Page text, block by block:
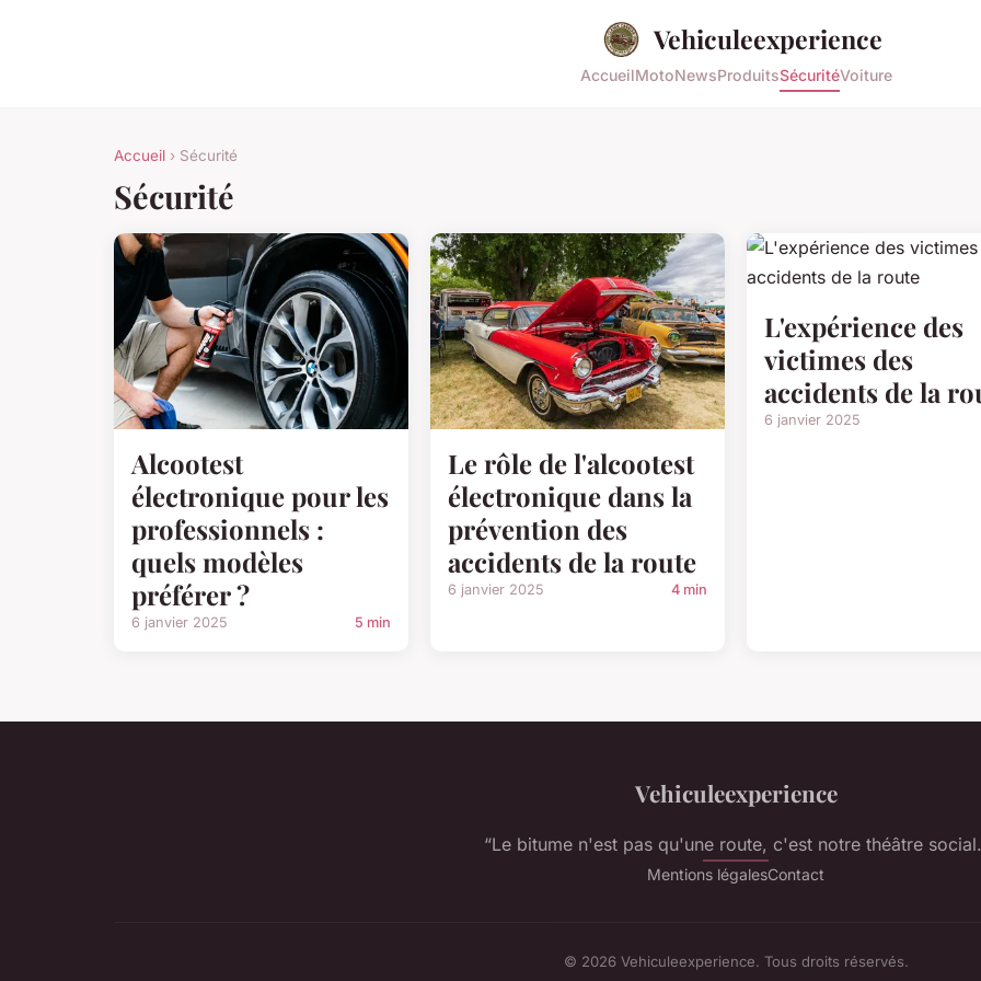
Vehiculeexperience
AccueilMotoNewsProduitsSécuritéVoiture
Accueil › Sécurité
Sécurité
Alcootest
électronique pour les
professionnels :
quels modèles
préférer ?
6 janvier 2025 5 min
Le rôle de l'alcootest
électronique dans la
prévention des
accidents de la route
6 janvier 2025 4 min
L'expérience des
victimes des
accidents de la
6 janvier 2025
Vehiculeexperience
“Le bitume n'est pas qu'une route, c'est notre théâtre
Mentions légalesContact
© 2026 Vehiculeexperience. Tous droits réservés.